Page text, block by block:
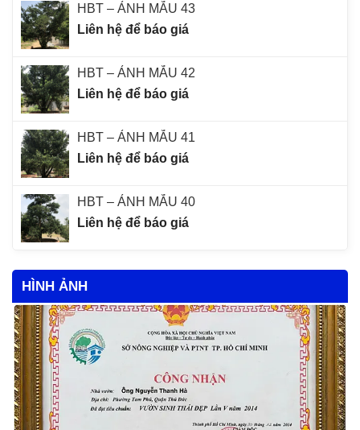
HBT – ẢNH MẪU 43
Liên hệ để báo giá
HBT – ẢNH MẪU 42
Liên hệ để báo giá
HBT – ẢNH MẪU 41
Liên hệ để báo giá
HBT – ẢNH MẪU 40
Liên hệ để báo giá
HÌNH ẢNH